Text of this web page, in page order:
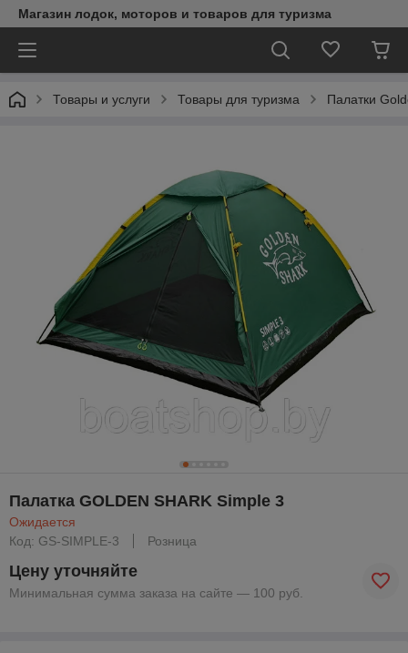
Магазин лодок, моторов и товаров для туризма
Товары и услуги Товары для туризма Палатки
Палатка GOLDEN SHARK Simple 3
Ожидается
Код: GS-SIMPLE-3
Розница
Цену уточняйте
Минимальная сумма заказа на сайте — 100 руб.